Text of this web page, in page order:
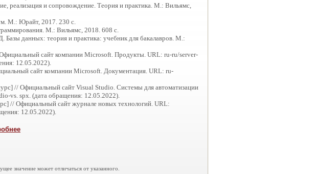
реализация и сопровождение. Теория и практика. М.: Вильямс,
М.: Юрайт, 2017. 230 с.
М.: Вильямс, 2018. 608 с.
данных: теория и практика: учебник для бакалавров. М.:
сайт компании Microsoft. Продукты. URL: ru-ru/server-
12.05.2022).
сайт компании Microsoft. Документация. URL: ru-
// Официальный сайт Visual Studio. Системы для автоматизации
vs. spx. (дата обращения: 12.05.2022).
// Официальный сайт журнале новых технологий. URL:
12.05.2022).
значение может отличаться от указанного.